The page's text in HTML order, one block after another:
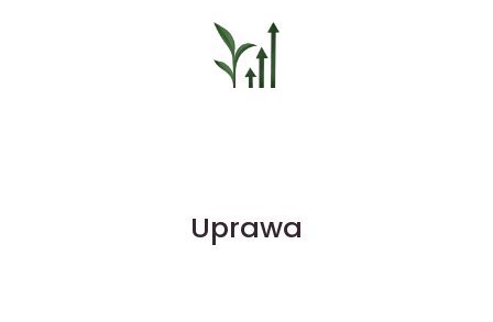
Uprawa